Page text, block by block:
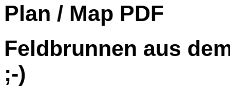
Plan / Map PDF
Feldbrunnen aus
;-)